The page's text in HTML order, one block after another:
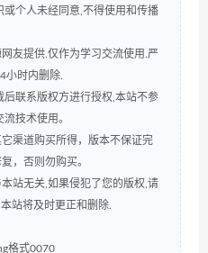
个人未经同意,不得使用和传播
友提供.仅作为学习交流使用.严
小时内删除.
联系版权方进行授权,本站不参
技术使用。
渠道购买所得，版本不保证完
，否则勿购买。
站无关,如果侵犯了您的版权,请
站将及时更正和删除.
格式0070